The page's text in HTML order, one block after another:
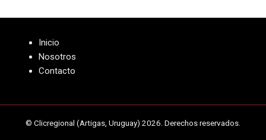
Inicio
Nosotros
Contacto
© Clicregional (Artigas, Uruguay) 2026. Derechos reservados.